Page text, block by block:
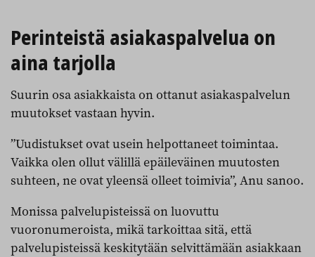
Perinteistä asiakaspalvelua on
aina tarjolla
Suurin osa asiakkaista on ottanut asiakaspalvelun
muutokset vastaan hyvin.
”Uudistukset ovat usein helpottaneet toimintaa.
Vaikka olen ollut välillä epäileväinen muutosten
suhteen, ne ovat yleensä olleet toimivia”, Anu sanoo.
Monissa palvelupisteissä on luovuttu
vuoronumeroista, mikä tarkoittaa sitä, että
palvelupisteissä keskitytään selvittämään asiakkaan